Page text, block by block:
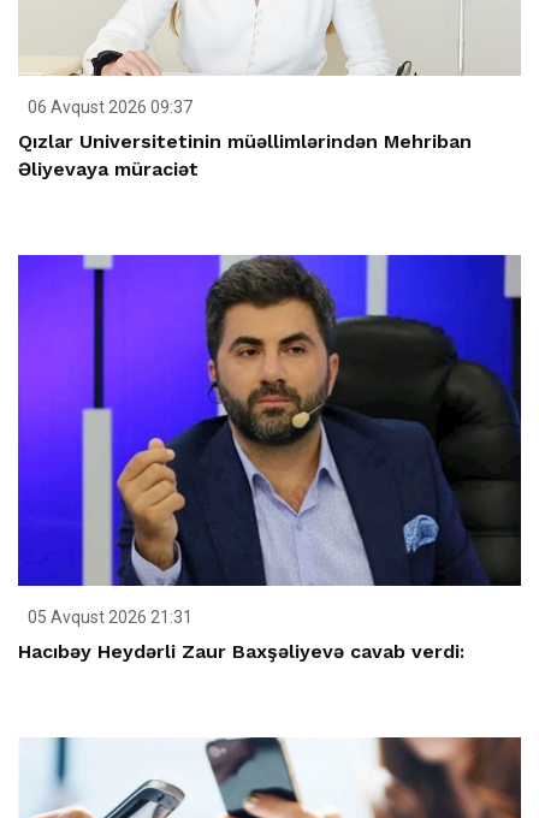
06 Avqust 2026 09:37
Qızlar Universitetinin müəllimlərindən Mehriban
Əliyevaya müraciət
05 Avqust 2026 21:31
Hacıbəy Heydərli Zaur Baxşəliyevə cavab verdi: